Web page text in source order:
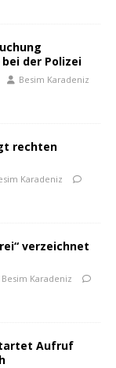
der Polizei
Besim Karadeniz
rechten
Karadeniz
verzeichnet
Besim Karadeniz
Aufruf